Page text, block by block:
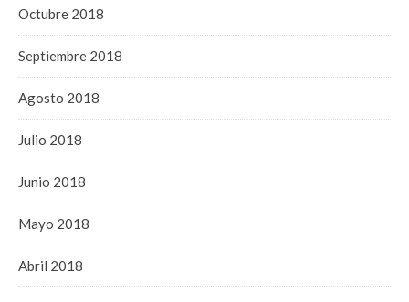
Octubre 2018
Septiembre 2018
Agosto 2018
Julio 2018
Junio 2018
Mayo 2018
Abril 2018